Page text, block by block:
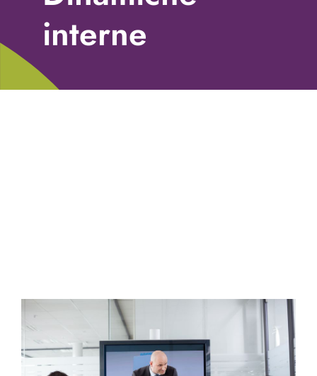
Libri
Fundraising Academy
Multimedia
interne